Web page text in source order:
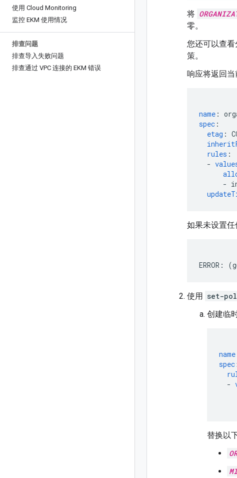
使用 Cloud Monitoring
监控 EKM 使用情况
排查问题
排查导入失败问题
排查通过 VPC 连接的 EKM 错误
将
零。
您还可以查
策。
响应将返回当
name :
spec :
etag :
rules :
-
-
如果未设置任
使用 set-
创建临
name
spec
-
替换以